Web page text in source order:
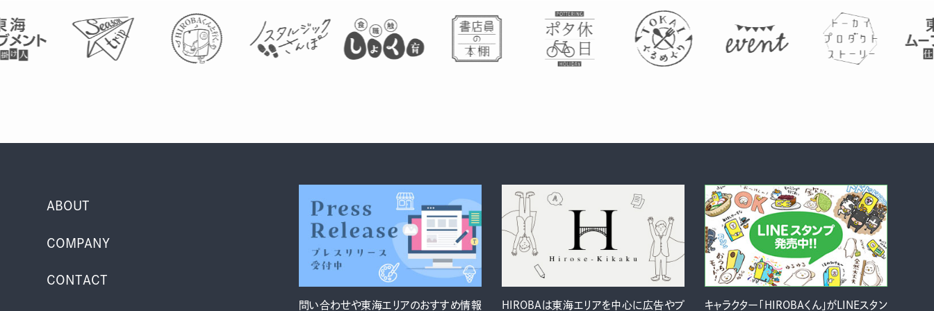
ABOUT
COMPANY
CONTACT
問い合わせや東海エリアのおすすめ情報 HIROBAは東海エリアを中心に広告やプ キャラクター「HIROBAくん」がLINEスタン